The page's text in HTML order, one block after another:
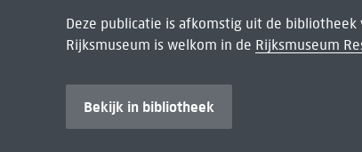
Deze publicatie is afkomstig uit de
Rijksmuseum is welkom in de Rijksmuseum
Bekijk in bibliotheek